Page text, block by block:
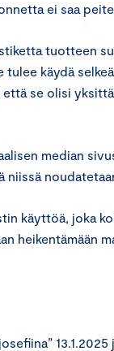
ei saa
tuotteen
käydä
se olisi
median
niissä
käyttöä, joka
heikentämään